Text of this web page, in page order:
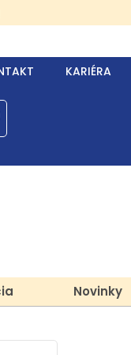
KARIÉRA
Novinky